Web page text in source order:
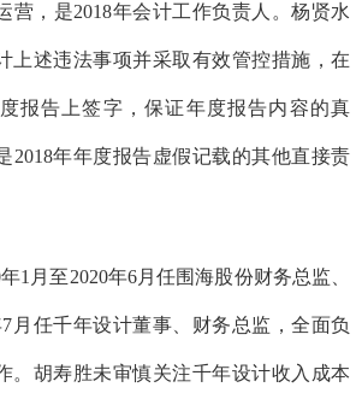
营 ，是2018年会计工作负责人。杨贤水
上述违法事项并采取有效管控措施，在
报告上签字 ，保证年度报告内容的真
2018年年度报告虚假记载的其他直接责
年1月至2020年6月任围海股份财务总监、
月任千年设计董事、财务总监 ，全面负
。胡寿胜未审慎关注千年设计收入成本